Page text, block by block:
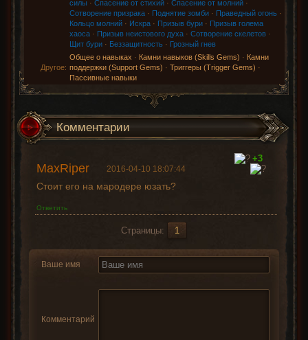
силы · Спасение от стихий· Спасение от молний·
Сотворение призрака· Поднятие зомби· Праведный огонь·
Кольцо молний· Искра· Призыв бури· Призыв голема
хаоса· Призыв неистового духа· Сотворение скелетов·
Щит бури· Беззащитность· Грозный гнев
Другое:
Общее о навыках · Камни навыков (Skills Gems) · Камни
поддержки (Support Gems) · Триггеры (Trigger Gems) ·
Пассивные навыки
Комментарии
MaxRiper 2016-04-10 18:07:44
Стоит его на мародере юзать?
Ответить
+3
Страницы: 1
Ваше имя
Комментарий